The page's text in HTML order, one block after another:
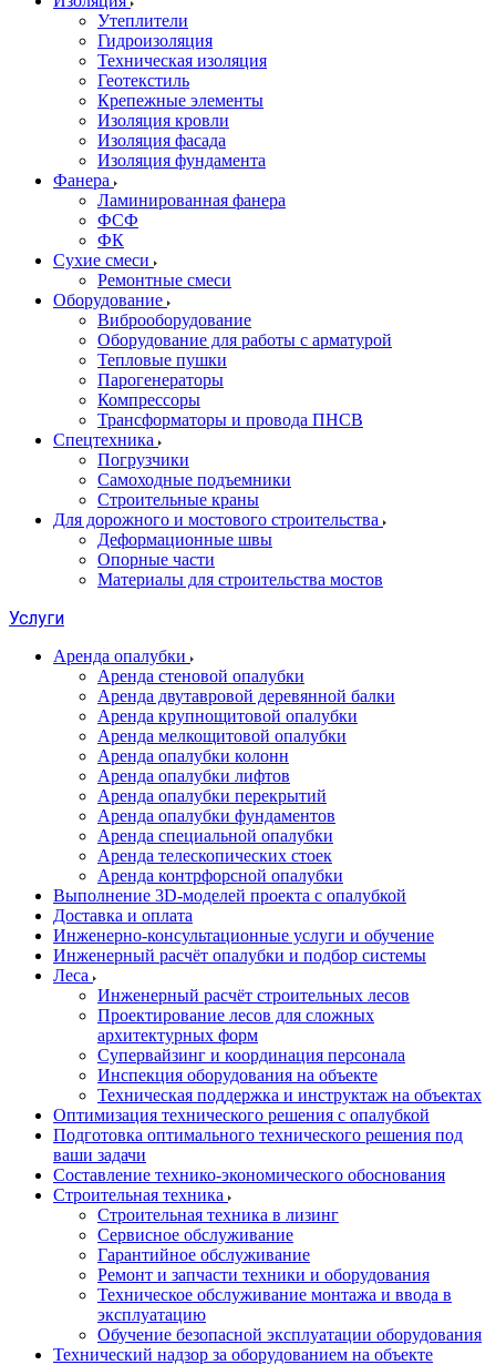
Утеплители
Гидроизоляция
Техническая изоляция
Геотекстиль
Крепежные элементы
Изоляция кровли
Изоляция фасада
Изоляция фундамента
Фанера
Ламинированная фанера
ФСФ
ФК
Сухие смеси
Ремонтные смеси
Оборудование
Виброоборудование
Оборудование для работы с арматурой
Тепловые пушки
Парогенераторы
Компрессоры
Трансформаторы и провода ПНСВ
Спецтехника
Погрузчики
Самоходные подъемники
Строительные краны
Для дорожного и мостового строительства
Деформационные швы
Опорные части
Материалы для строительства мостов
Услуги
Аренда опалубки
Аренда стеновой опалубки
Аренда двутавровой деревянной балки
Аренда крупнощитовой опалубки
Аренда мелкощитовой опалубки
Аренда опалубки колонн
Аренда опалубки лифтов
Аренда опалубки перекрытий
Аренда опалубки фундаментов
Аренда специальной опалубки
Аренда телескопических стоек
Аренда контрфорсной опалубки
Выполнение 3D-моделей проекта с опалубкой
Доставка и оплата
Инженерно-консультационные услуги и обучение
Инженерный расчёт опалубки и подбор системы
Леса
Инженерный расчёт строительных лесов
Проектирование лесов для сложных
архитектурных форм
Супервайзинг и координация персонала
Инспекция оборудования на объекте
Техническая поддержка и инструктаж на объектах
Оптимизация технического решения с опалубкой
Подготовка оптимального технического решения под
ваши задачи
Составление технико-экономического обоснования
Строительная техника
Строительная техника в лизинг
Сервисное обслуживание
Гарантийное обслуживание
Ремонт и запчасти техники и оборудования
Техническое обслуживание монтажа и ввода в
эксплуатацию
Обучение безопасной эксплуатации оборудования
Технический надзор за оборудованием на объекте